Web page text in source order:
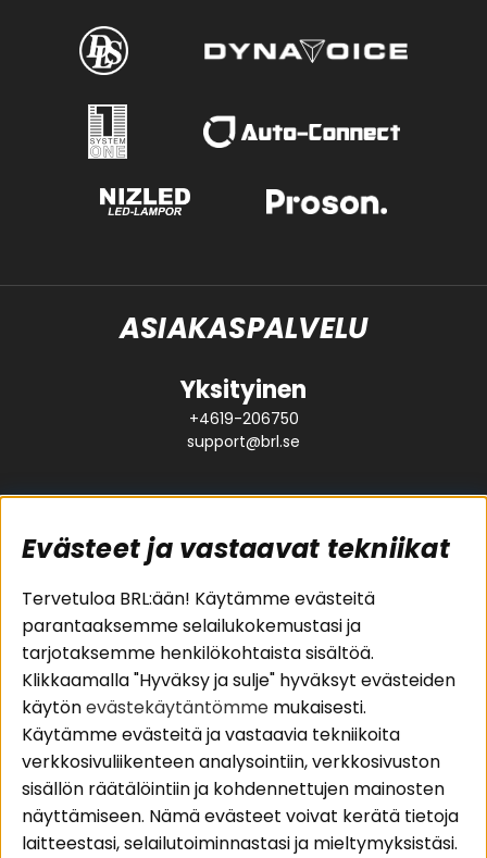
ASIAKASPALVELU
Yksityinen
+4619-206750
support@brl.se
Suositut sivut
Pakettiratkaisut
Autostereot
Kaiuttimet
Päätevahvistimet
Lisätarvikkeet
Kaapelit
Asiakaspalvelu
Evästeet
Huolto- ja
takuutiedot
Ostoehdot
Palautus
Tietosuojapolitiikka
Alueet Seuraa meitä
Evästeet ja vastaavat tekniikat
Tervetuloa BRL:ään! Käytämme evästeitä
parantaaksemme selailukokemustasi ja
tarjotaksemme henkilökohtaista sisältöä.
Klikkaamalla "Hyväksy ja sulje" hyväksyt evästeiden
käytönevästekäytäntömme mukaisesti.
Käytämme evästeitä ja vastaavia tekniikoita
verkkosivuliikenteen analysointiin, verkkosivuston
sisällön räätälöintiin ja kohdennettujen mainosten
näyttämiseen. Nämä evästeet voivat kerätä tietoja
laitteestasi, selailutoiminnastasi ja mieltymyksistäsi.